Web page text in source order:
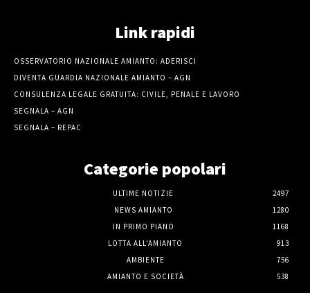
Link rapidi
OSSERVATORIO NAZIONALE AMIANTO: ADERISCI
DIVENTA GUARDIA NAZIONALE AMIANTO – AGN
CONSULENZA LEGALE GRATUITA: CIVILE, PENALE E LAVORO
SEGNALA – AGN
SEGNALA – REPAC
Categorie popolari
ULTIME NOTIZIE
2497
NEWS AMIANTO
1280
IN PRIMO PIANO
1168
LOTTA ALL'AMIANTO
913
AMBIENTE
756
AMIANTO E SOCIETÀ
538